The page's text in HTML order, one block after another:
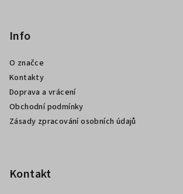
Info
O značce
Kontakty
Doprava a vrácení
Obchodní podmínky
Zásady zpracování osobních údajů
Kontakt